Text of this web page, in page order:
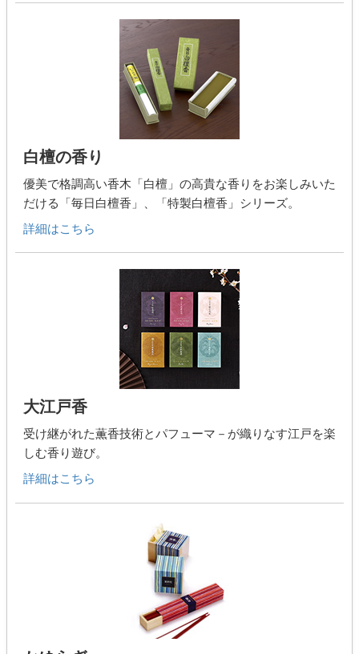
白檀の香り
優美で格調高い香木「白檀」の高貴な香りをお楽しみいた
だける「毎日白檀香」、「特製白檀香」シリーズ。
詳細はこちら
大江戸香
受け継がれた薫香技術とパフューマ－が織りなす江戸を楽
しむ香り遊び。
詳細はこちら